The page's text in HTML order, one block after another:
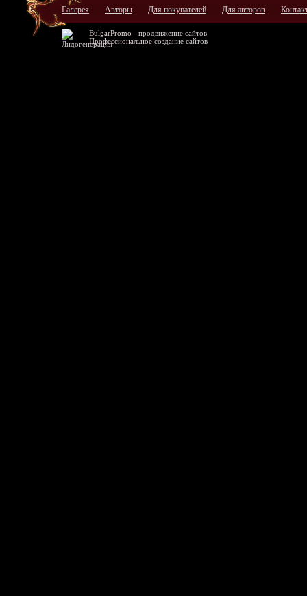
Галерея Авторы Для покупателей Для авторов
BulgarPromo - продвижение сайтов
Профессиональное создание сайтов